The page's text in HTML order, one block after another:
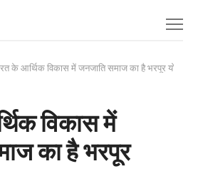
के आर्थिक विकास में जनजाति समाज का है भरपूर योगदान
विकास में
का है भरपूर